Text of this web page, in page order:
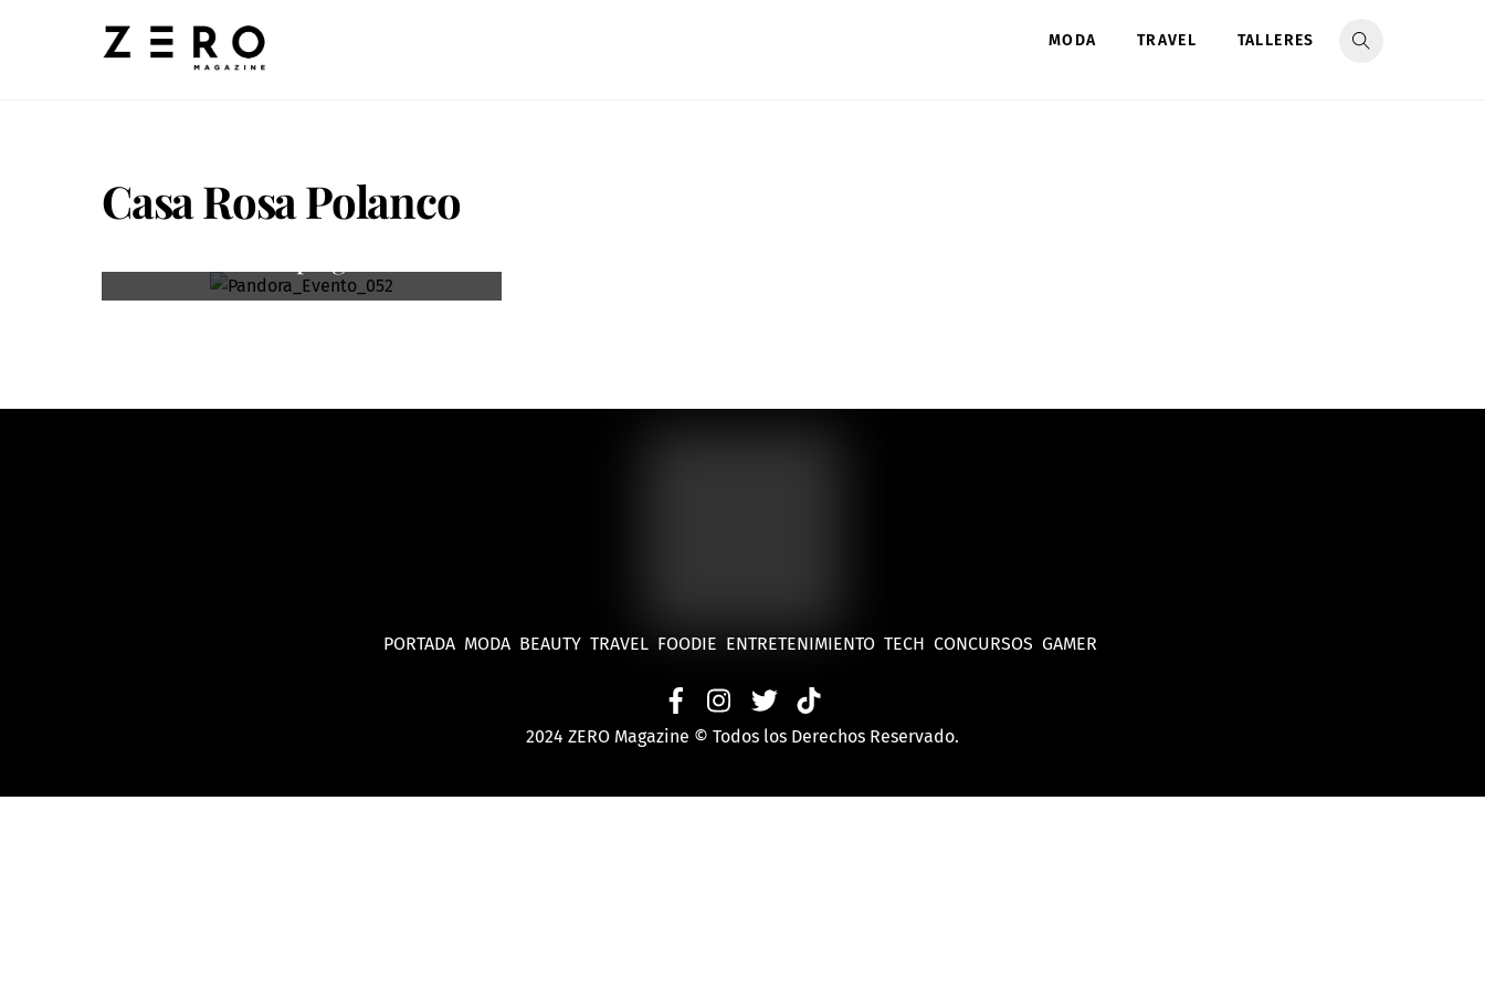
MODA TRAVEL TALLERES
Casa Rosa Polanco
PORTADA MODA BEAUTY TRAVEL FOODIE ENTRETENIMIENTO TECH CONCURSOS GAMER
2024 ZERO Magazine © Todos los Derechos Reservado.